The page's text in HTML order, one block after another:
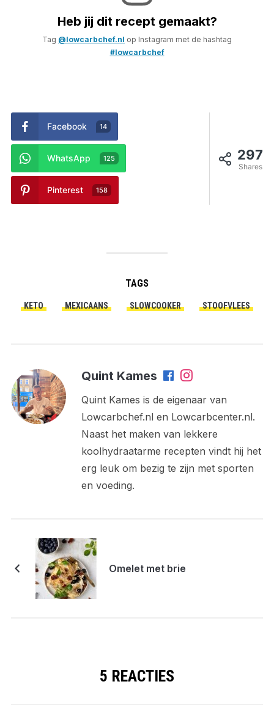
Heb jij dit recept gemaakt?
Tag @lowcarbchef.nl op Instagram met de hashtag
#lowcarbchef
297
Shares
Facebook 14
WhatsApp 125
Pinterest 158
TAGS
KETO MEXICAANS SLOWCOOKER STOOFVLEES
Quint Kames
Quint Kames is de eigenaar van
Lowcarbchef.nl en Lowcarbcenter.nl.
Naast het maken van lekkere
koolhydraatarme recepten vindt hij het
erg leuk om bezig te zijn met sporten
en voeding.
Omelet met brie
5 REACTIES